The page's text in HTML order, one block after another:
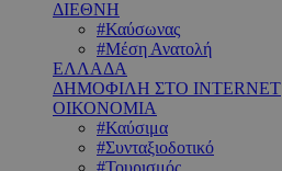
ΔΙΕΘΝΗ
#Καύσωνας
#Μέση Ανατολή
ΕΛΛΑΔΑ
ΔΗΜΟΦΙΛΗ ΣΤΟ INTERNET
ΟΙΚΟΝΟΜΙΑ
#Καύσιμα
#Συνταξιοδοτικό